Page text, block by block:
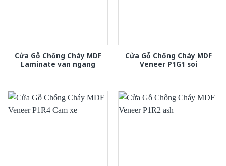
Cửa Gỗ Chống Cháy MDF
Laminate van ngang
Cửa Gỗ Chống Cháy MDF
Veneer P1G1 soi